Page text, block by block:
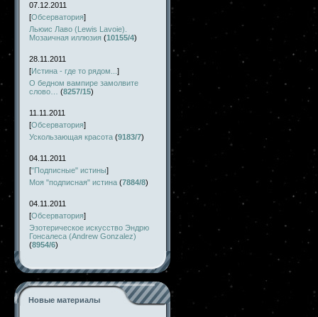
07.12.2011
[Обсерватория]
Льюис Лаво (Lewis Lavoie).
Мозаичная иллюзия (10155/4)
28.11.2011
[Истина - где то рядом... ]
О бедном вампире замолвите
слово…
(8257/15)
11.11.2011
[Обсерватория]
Ускользающая красота (9183/7)
04.11.2011
["Подписные" истины]
Моя "подписная" истина (7884/8)
04.11.2011
[Обсерватория]
Эзотерическое искусство Эндрю
Гонсалеса (Andrew Gonzalez)
(8954/6)
Новые материалы